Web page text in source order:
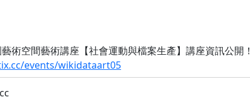
術空間藝術講座【社會運動與檔案生產】講座資訊公開！
events/wikidataart05